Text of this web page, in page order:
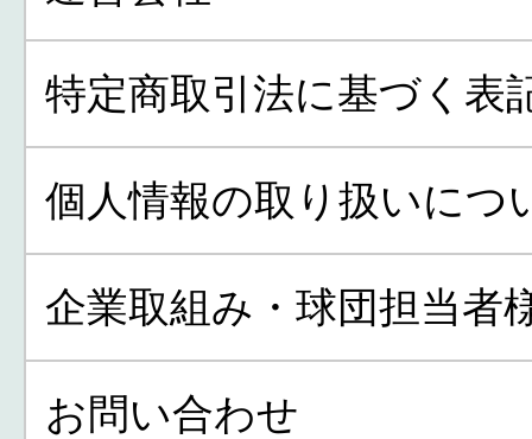
特定商取引法に基づく表
個人情報の取り扱いにつ
企業取組み・球団担当者
お問い合わせ